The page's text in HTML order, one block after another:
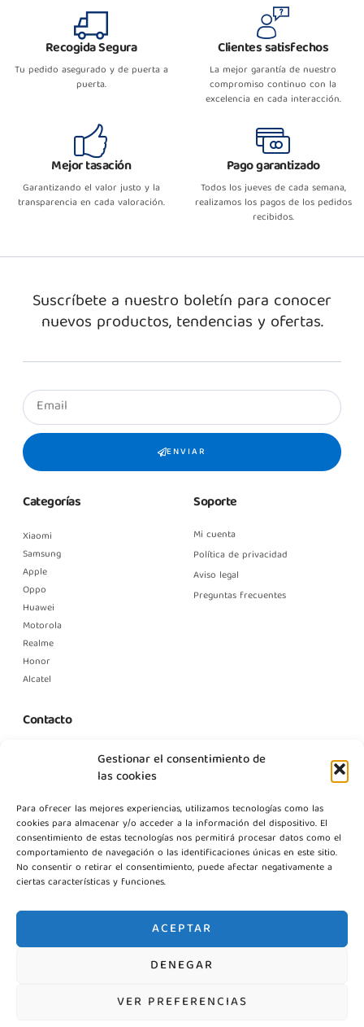
Gestionar el consentimiento de
las cookies
Para ofrecer las mejores experiencias, utilizamos tecnologías como las
cookies para almacenar y/o acceder a la información del dispositivo. El
consentimiento de estas tecnologías nos permitirá procesar datos como el
comportamiento de navegación o las identificaciones únicas en este sitio.
No consentir o retirar el consentimiento, puede afectar negativamente a
ciertas características y funciones.
ACEPTAR
DENEGAR
VER PREFERENCIAS
Recogida Segura
Tu pedido asegurado y de puerta a
puerta.
Clientes satisfechos
La mejor garantía de nuestro
compromiso continuo con la
excelencia en cada interacción.
Mejor tasación
Garantizando el valor justo y la
transparencia en cada valoración.
Pago garantizado
Todos los jueves de cada semana,
realizamos los pagos de los pedidos
recibidos.
Suscríbete a nuestro boletín para conocer
nuevos productos, tendencias y ofertas.
ENVIAR
Categorías
Xiaomi
Samsung
Apple
Oppo
Huawei
Motorola
Realme
Honor
Alcatel
Soporte
Mi cuenta
Política de privacidad
Aviso legal
Preguntas frecuentes
Contacto
C. Margarita Nelken, 12, Nave 2, Modulo 1, Pol Prologics, 28830
+34 915 916 113
+34 744 667 846
Contáctanos